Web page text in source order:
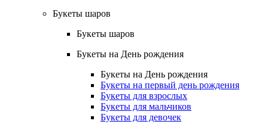
Букеты шаров
Букеты шаров
Букеты на День рождения
Букеты на День рождения
Букеты на первый день рождения
Букеты для взрослых
Букеты для мальчиков
Букеты для девочек